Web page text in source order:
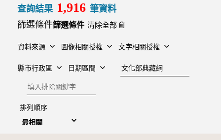
查詢結果 1,916 筆資料
篩選條件
清除全部
資料來源 圖像相關授權 文字相關授權
縣市行政區 日期區間
建檔單位
排除關鍵字
排列順序